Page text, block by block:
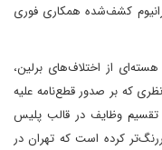
کشف‌شده همکاری فوری
از اختلاف‌های برلین،
که بر صدور قطع‌نامه علیه
تقسیم وظایف در قالب پلیس
کرده است که تهران در